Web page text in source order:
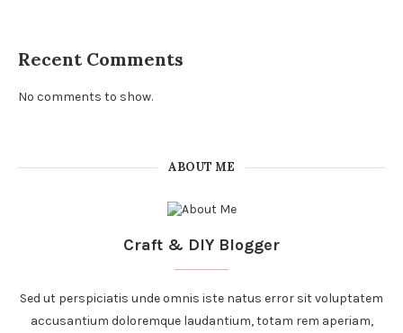
Recent Comments
No comments to show.
ABOUT ME
Craft & DIY Blogger
Sed ut perspiciatis unde omnis iste natus error sit voluptatem
accusantium doloremque laudantium, totam rem aperiam,